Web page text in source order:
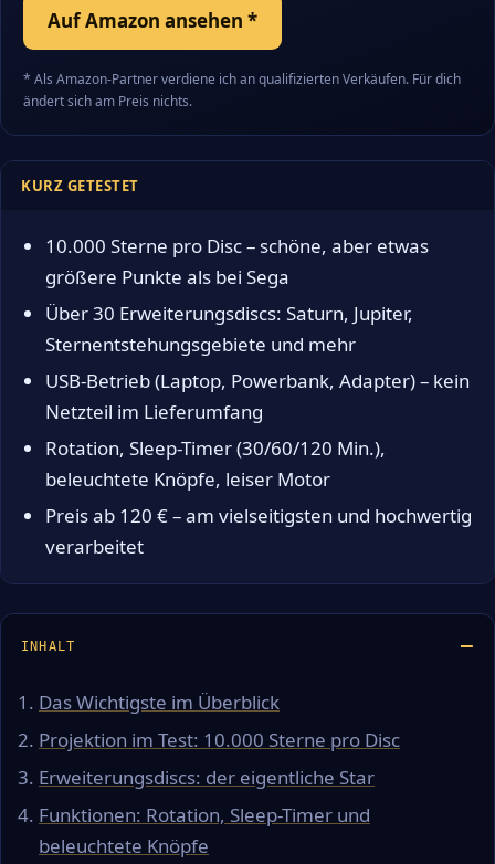
Auf Amazon ansehen *
* Als Amazon-Partner verdiene ich an qualifizierten Verkäufen. Für dich
ändert sich am Preis nichts.
KURZ GETESTET
10.000 Sterne pro Disc – schöne, aber etwas
größere Punkte als bei Sega
Über 30 Erweiterungsdiscs: Saturn, Jupiter,
Sternentstehungsgebiete und mehr
USB-Betrieb (Laptop, Powerbank, Adapter) – kein
Netzteil im Lieferumfang
Rotation, Sleep-Timer (30/60/120 Min.),
beleuchtete Knöpfe, leiser Motor
Preis ab 120 € – am vielseitigsten und hochwertig
verarbeitet
INHALT
Das Wichtigste im Überblick
Projektion im Test: 10.000 Sterne pro Disc
Erweiterungsdiscs: der eigentliche Star
Funktionen: Rotation, Sleep-Timer und
beleuchtete Knöpfe